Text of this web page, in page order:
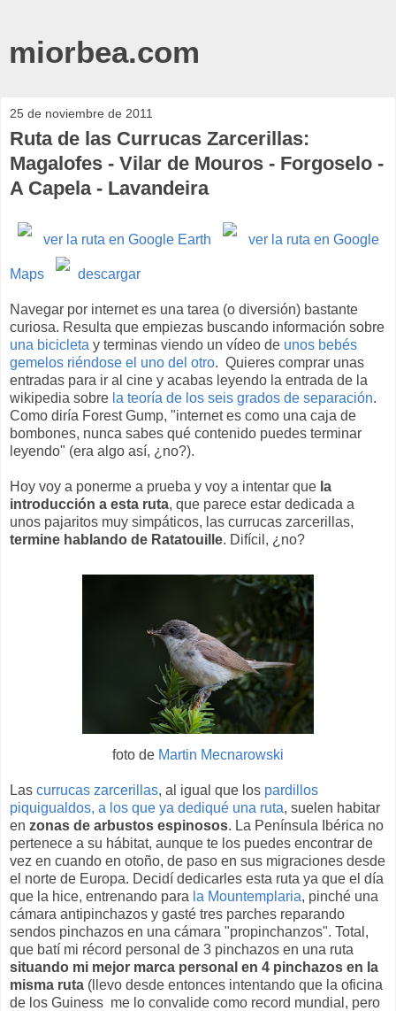
miorbea.com
25 de noviembre de 2011
Ruta de las Currucas Zarcerillas:
Magalofes - Vilar de Mouros - Forgoselo -
A Capela - Lavandeira
ver la ruta en Google Earth ver la ruta en Google
Maps descargar
Navegar por internet es una tarea (o diversión) bastante
curiosa. Resulta que empiezas buscando información sobre
una bicicleta y terminas viendo un vídeo de unos bebés
gemelos riéndose el uno del otro. Quieres comprar unas
entradas para ir al cine y acabas leyendo la entrada de la
wikipedia sobre la teoría de los seis grados de separación.
Como diría Forest Gump, "internet es como una caja de
bombones, nunca sabes qué contenido puedes terminar
leyendo" (era algo así, ¿no?).
Hoy voy a ponerme a prueba y voy a intentar que la
introducción a esta ruta, que parece estar dedicada a
unos pajaritos muy simpáticos, las currucas zarcerillas,
termine hablando de Ratatouille. Difícil, ¿no?
foto de Martin Mecnarowski
Las currucas zarcerillas, al igual que los pardillos
piquigualdos, a los que ya dediqué una ruta, suelen habitar
en zonas de arbustos espinosos. La Península Ibérica no
pertenece a su hábitat, aunque te los puedes encontrar de
vez en cuando en otoño, de paso en sus migraciones desde
el norte de Europa. Decidí dedicarles esta ruta ya que el día
que la hice, entrenando para la Mountemplaria, pinché una
cámara antipinchazos y gasté tres parches reparando
sendos pinchazos en una cámara "propinchanzos". Total,
que batí mi récord personal de 3 pinchazos en una ruta
situando mi mejor marca personal en 4 pinchazos en la
misma ruta (llevo desde entonces intentando que la oficina
de los Guiness me lo convalide como record mundial, pero